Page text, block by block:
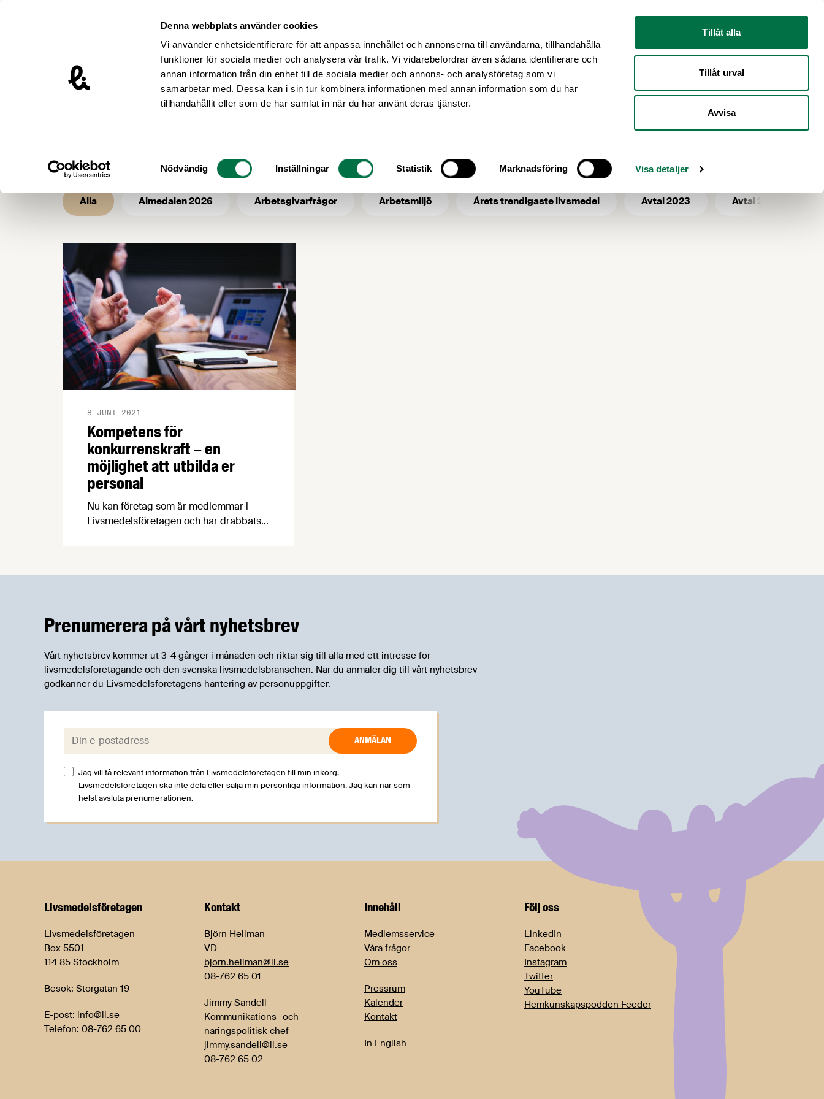
Denna webbplats använder cookies
Vi använder enhetsidentifierare för att anpassa innehållet och annonserna till användarna, tillhandahålla
funktioner för sociala medier och analysera vår trafik. Vi vidarebefordrar även sådana identifierare och
annan information från din enhet till de sociala medier och annons- och analysföretag som vi
samarbetar med. Dessa kan i sin tur kombinera informationen med annan information som du har
tillhandahållit eller som de har samlat in när du har använt deras tjänster.
Samtyckesval
Nödvändig Inställningar Statistik Marknadsföring Visa detaljer
Tillåt alla
Tillåt urval
Avvisa
Livsmedelsföretagen – till startsidan
Livsmedelsföretagen / Nyhetsarkiv / utbildninsinsatser
Nyhetsarkiv - ämne: utbildninsinsatser
Alla Almedalen 2026 Arbetsgivarfrågor Arbetsmiljö Årets trendigaste livsmedel Avtal 2023 Avtal 2025
Kompetens för
konkurrenskraft – en
möjlighet att utbilda er
personal
8 JUNI 2021
Nu kan företag som är medlemmar i
Livsmedelsföretagen och har drabbats
ramen för Trygghetsfonden TSL:s projekt
arrangerar TSL ett webbinarium för dig
som vill veta mer.
Prenumerera på vårt nyhetsbrev
Vårt nyhetsbrev kommer ut 3-4 gånger i månaden och riktar sig till alla med ett intresse för
livsmedelsföretagande och den svenska livsmedelsbranschen. När du anmäler dig till vårt nyhetsbrev
godkänner du Livsmedelsföretagens hantering av personuppgifter.
E-post:
Jag vill få relevant information från Livsmedelsföretagen till min inkorg.
Livsmedelsföretagen ska inte dela eller sälja min personliga information. Jag kan när som
helst avsluta prenumerationen.
Livsmedels­företagen
Livsmedelsföretagen
Box 5501
114 85 Stockholm
Besök: Storgatan 19
E-post: info@li.se
Telefon: 08-762 65 00
Kontakt
Björn Hellman
VD
bjorn.hellman@li.se
08-762 65 01
Jimmy Sandell
Kommunikations- och
näringspolitisk chef
jimmy.sandell@li.se
08-762 65 02
Innehåll
Medlemsservice
Våra frågor
Om oss
Pressrum
Kalender
Kontakt
In English
Följ oss
LinkedIn
Facebook
Instagram
Twitter
YouTube
Hemkunskapspodden Feeder